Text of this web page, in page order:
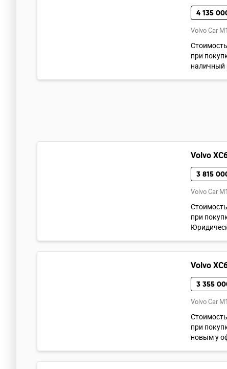
4 135
Volvo Car M1
при
наличный
Volvo
3 815
Volvo Car M1
при
Volvo
3 355
Volvo Car M1
при
новым у